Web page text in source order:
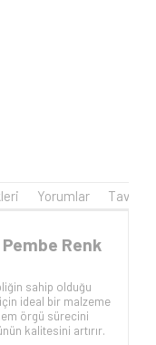
Yorumlar
Pembe Renk
sahip olduğu
ideal bir malzeme
örgü sürecini
kalitesini artırır.